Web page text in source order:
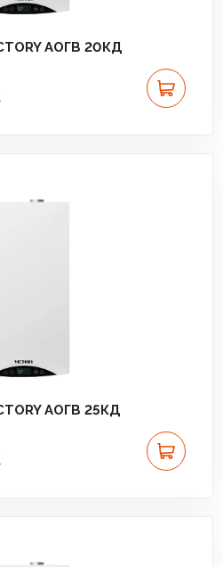
АОГВ 20КД
АОГВ 25КД